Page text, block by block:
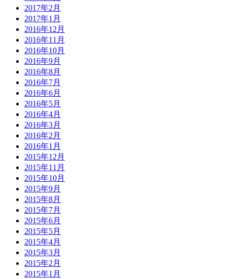
2017年2月
2017年1月
2016年12月
2016年11月
2016年10月
2016年9月
2016年8月
2016年7月
2016年6月
2016年5月
2016年4月
2016年3月
2016年2月
2016年1月
2015年12月
2015年11月
2015年10月
2015年9月
2015年8月
2015年7月
2015年6月
2015年5月
2015年4月
2015年3月
2015年2月
2015年1月